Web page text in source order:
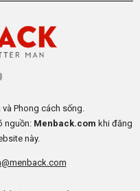
Phong cách sống.
nguồn: Menback.com khi đăng
này.